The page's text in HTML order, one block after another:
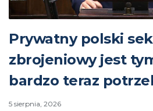
Prywatny polski
zbrojeniowy jest
bardzo teraz
5 sierpnia, 2026